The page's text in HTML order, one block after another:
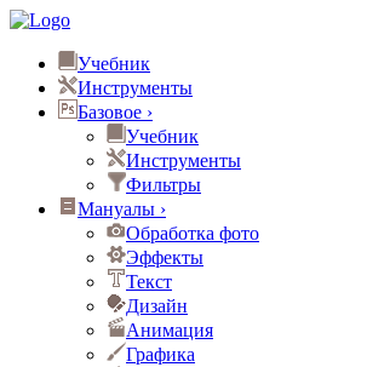
Учебник
Инструменты
Базовое ›
Учебник
Инструменты
Фильтры
Мануалы ›
Обработка фото
Эффекты
Текст
Дизайн
Анимация
Графика